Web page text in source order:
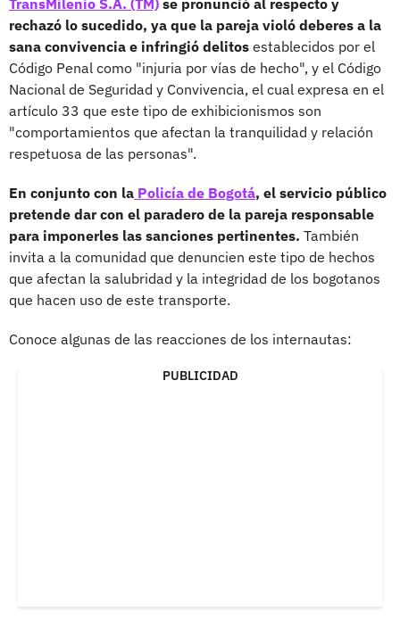
rechazó lo sucedido, ya que la pareja violó deberes a la
sana convivencia e infringió delitos establecidos por el
Código Penal como "injuria por vías de hecho", y el Código
Nacional de Seguridad y Convivencia, el cual expresa en el
artículo 33 que este tipo de exhibicionismos son
"comportamientos que afectan la tranquilidad y relación
respetuosa de las personas".
En conjunto con la Policía de Bogotá, el servicio público
pretende dar con el paradero de la pareja responsable
para imponerles las sanciones pertinentes. También
invita a la comunidad que denuncien este tipo de hechos
que afectan la salubridad y la integridad de los bogotanos
que hacen uso de este transporte.
Conoce algunas de las reacciones de los internautas:
PUBLICIDAD